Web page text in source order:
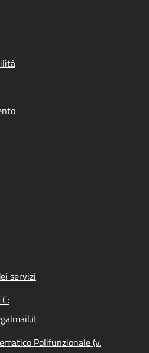
servizi
Polifunzionale (v.